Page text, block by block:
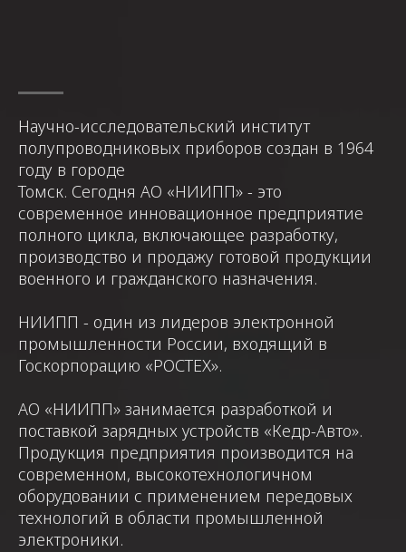
Научно-исследовательский институт
полупроводниковых приборов создан в 1964
году в городе
Томск. Сегодня АО «НИИПП» - это
современное инновационное предприятие
полного цикла, включающее разработку,
производство и продажу готовой продукции
военного и гражданского назначения.
НИИПП - один из лидеров электронной
промышленности России, входящий в
Госкорпорацию «РОСТЕХ».
АО «НИИПП» занимается разработкой и
поставкой зарядных устройств «Кедр-Авто».
Продукция предприятия производится на
современном, высокотехнологичном
оборудовании с применением передовых
технологий в области промышленной
электроники.